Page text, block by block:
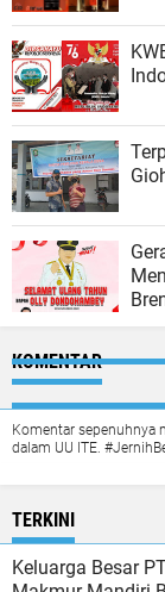
KOMENTAR
Komentar sepenuhnya
dalam UU ITE.
TERKINI
Keluarga Besar